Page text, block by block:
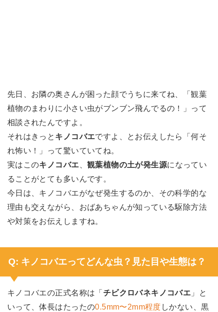
先日、お隣の奥さんが困った顔でうちに来てね、「観葉
植物のまわりに小さい虫がブンブン飛んでるの！」って
相談されたんですよ。
それはきっと キノコバエですよ、とお伝えしたら「何そ
れ怖い！」って驚いていてね。
実はこのキノコバエ 観葉植物の土が発生源になってい
ることがとても多いんです。
今日は、キノコバエがなぜ発生するのか、その科学的な
理由も交えながら、おばあちゃんが知っている駆除方法
や対策をお伝えしますね。
Q: キノコバエってどんな虫？見た目や生態は？
キノコバエの正式名称は「 チビクロバネキノコバエ 」と
いって、体長はたったの0.5mm〜2mm程度 しかない、黒